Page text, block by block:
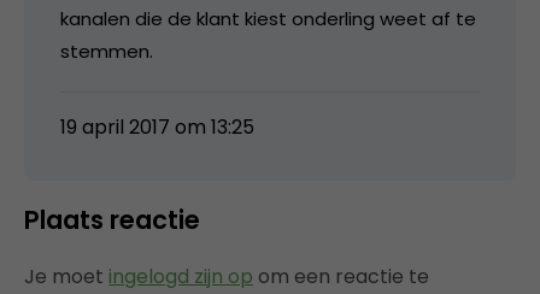
kanalen die de klant kiest onderling weet af te
stemmen.
19 april 2017 om 13:25
Plaats reactie
Je moet ingelogd zijn op om een reactie te